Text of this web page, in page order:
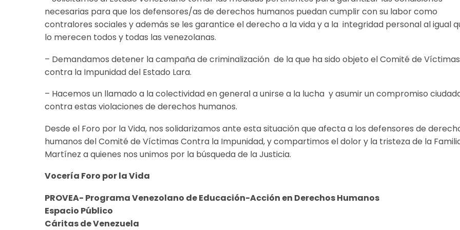
necesarias para que los defensores/as de derechos humanos puedan cumplir con su labor como
contralores sociales y además se les garantice el derecho a la vida y a la integridad personal al igual
lo merecen todos y todas las venezolanas.
– Demandamos detener la campaña de criminalización de la que ha sido objeto el Comité de Víctimas
contra la Impunidad del Estado Lara.
– Hacemos un llamado a la colectividad en general a unirse a la lucha y asumir un compromiso
contra estas violaciones de derechos humanos.
Desde el Foro por la Vida, nos solidarizamos ante esta situación que afecta a los defensores de
humanos del Comité de Víctimas Contra la Impunidad, y compartimos el dolor y la tristeza de la
Martínez a quienes nos unimos por la búsqueda de la Justicia.
Vocería Foro por la Vida
PROVEA- Programa Venezolano de Educación-Acción en Derechos Humanos
Espacio Público
Cáritas de Venezuela